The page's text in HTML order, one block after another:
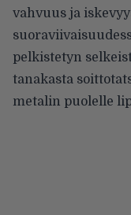
vahvuus ja
pelkistetyn
tanakasta
metalin puolelle